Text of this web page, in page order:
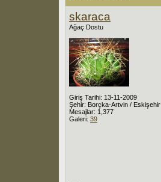
skaraca
Ağaç Dostu
Giriş Tarihi: 13-11-2009
Şehir: Borçka-Artvin / Eskişehir
Mesajlar: 1,377
Galeri: 39